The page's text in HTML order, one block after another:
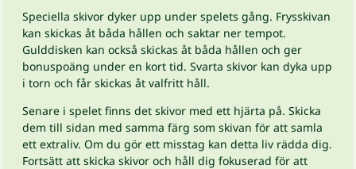
Speciella skivor dyker upp under spelets gång. Frysskivan
kan skickas åt båda hållen och saktar ner tempot.
Gulddisken kan också skickas åt båda hållen och ger
bonuspoäng under en kort tid. Svarta skivor kan dyka upp
i torn och får skickas åt valfritt håll.
Senare i spelet finns det skivor med ett hjärta på. Skicka
dem till sidan med samma färg som skivan för att samla
ett extraliv. Om du gör ett misstag kan detta liv rädda dig.
Fortsätt att skicka skivor och håll dig fokuserad för att